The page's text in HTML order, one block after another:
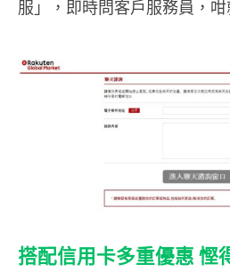
服」，即時問客戶服務員，咁
搭配信用卡多重優惠 慳